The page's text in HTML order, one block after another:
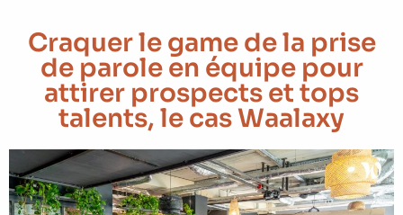
Craquer le game de la prise
de parole en équipe pour
attirer prospects et tops
talents, le cas Waalaxy